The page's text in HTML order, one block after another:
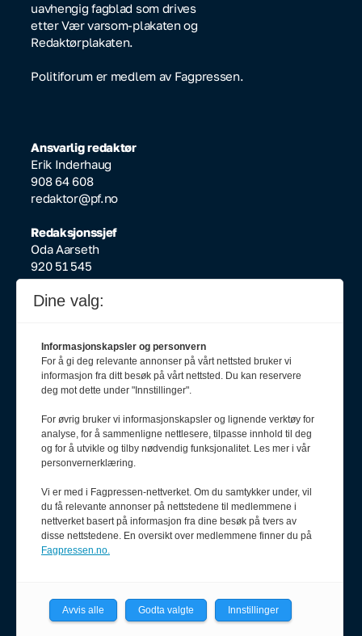
uavhengig fagblad som drives
etter Vær varsom-plakaten og
Redaktørplakaten.
Politiforum er medlem av Fagpressen.
Ansvarlig redaktør
Erik Inderhaug
908 64 608
redaktor@pf.no
Redaksjonssjef
Oda Aarseth
920 51 545
oda@pf.no
Journalist
Karianne Grindem
408 62 411
Journalist
Olav Stadheim
957 38 579
olav@pf.no
henrik@pf.no
Dine valg:
Informasjonskapsler og personvern
For å gi deg relevante annonser på vårt nettsted bruker vi
informasjon fra ditt besøk på vårt nettsted. Du kan reservere
deg mot dette under "Innstillinger".
For øvrig bruker vi informasjonskapsler og lignende verktøy for
analyse, for å sammenligne nettlesere, tilpasse innhold til deg
og for å utvikle og tilby nødvendig funksjonalitet. Les mer i vår
personvernerklæring.
Vi er med i Fagpressen-nettverket. Om du samtykker under, vil
du få relevante annonser på nettstedene til medlemmene i
nettverket basert på informasjon fra dine besøk på tvers av
disse nettstedene. En oversikt over medlemmene finner du på
Fagpressen.no.
Avvis alle Godta valgte Innstillinger